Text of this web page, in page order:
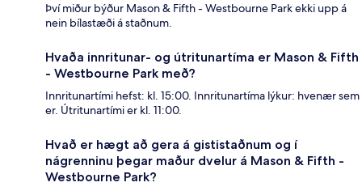
Því miður býður Mason & Fifth - Westbourne Park ekki upp á
nein bílastæði á staðnum.
Hvaða innritunar- og útritunartíma er Mason & Fifth
- Westbourne Park með?
Innritunartími hefst: kl. 15:00. Innritunartíma lýkur: hvenær sem
er. Útritunartími er kl. 11:00.
Hvað er hægt að gera á gististaðnum og í
nágrenninu þegar maður dvelur á Mason & Fifth -
Westbourne Park?